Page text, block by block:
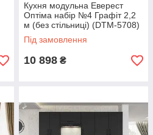
Кухня модульна Еверест
Оптіма набір №4 Графіт 2,2
м (без стільниці) (DTM-5708)
Під замовлення
10 898 ₴